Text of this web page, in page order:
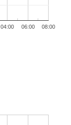
04:00 06:00 08:00